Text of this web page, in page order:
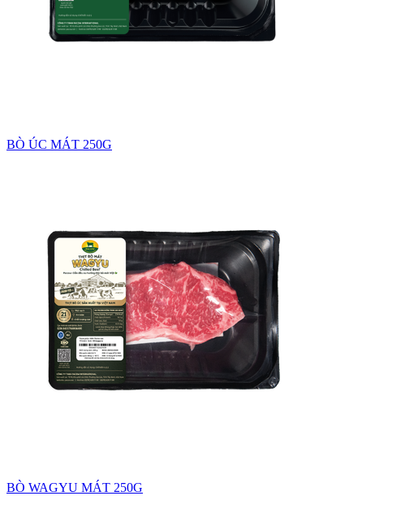
BÒ ÚC MÁT 250G
BÒ WAGYU MÁT 250G